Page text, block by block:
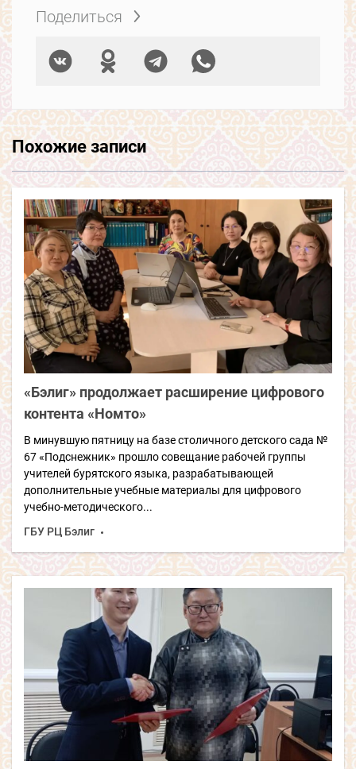
Поделиться
Похожие записи
«Бэлиг» продолжает расширение цифрового
контента «Номто»
В минувшую пятницу на базе столичного детского сада №
67 «Подснежник» прошло совещание рабочей группы
учителей бурятского языка, разрабатывающей
дополнительные учебные материалы для цифрового
учебно-методического...
ГБУ РЦ Бэлиг